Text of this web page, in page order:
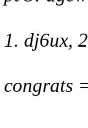
1. dj6ux,
congrats